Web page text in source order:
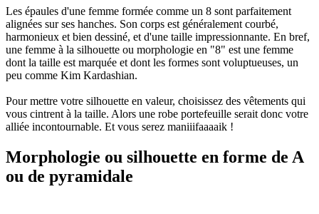
Les épaules d'une femme formée comme un 8 sont parfaitement
alignées sur ses hanches. Son corps est généralement courbé,
harmonieux et bien dessiné, et d'une taille impressionnante. En bref,
une femme à la silhouette ou morphologie en "8" est une femme
dont la taille est marquée et dont les formes sont voluptueuses, un
peu comme Kim Kardashian.
Pour mettre votre silhouette en valeur, choisissez des vêtements qui
vous cintrent à la taille. Alors une robe portefeuille serait donc votre
alliée incontournable. Et vous serez maniiifaaaaik !
Morphologie ou silhouette en forme de A
ou de pyramidale